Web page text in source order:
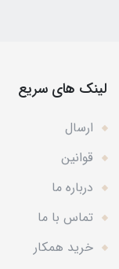
لینک های سریع
ارسال
قوانین
درباره ما
تماس با ما
خرید همکار